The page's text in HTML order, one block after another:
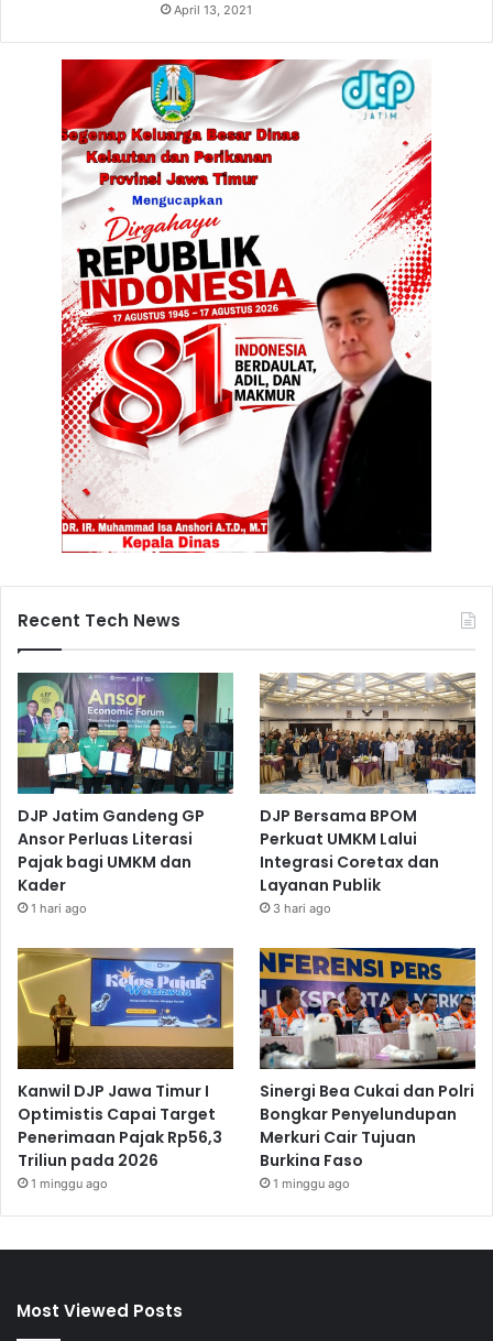
u
April 13, 2021
Recent Tech News
DJP Jatim Gandeng GP
Ansor Perluas Literasi
Pajak bagi UMKM dan
Kader
1 hari ago
DJP Bersama BPOM
Perkuat UMKM Lalui
Integrasi Coretax dan
Layanan Publik
3 hari ago
Kanwil DJP Jawa Timur I
Optimistis Capai Target
Penerimaan Pajak Rp56,3
Triliun pada 2026
1 minggu ago
Sinergi Bea Cukai dan Polri
Bongkar Penyelundupan
Merkuri Cair Tujuan
Burkina Faso
1 minggu ago
Most Viewed Posts